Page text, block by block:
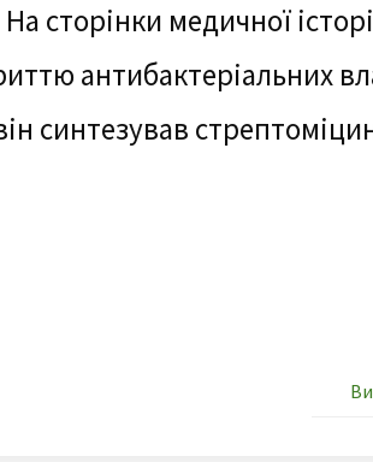
сторінки медичної
антибактеріальних
синтезував